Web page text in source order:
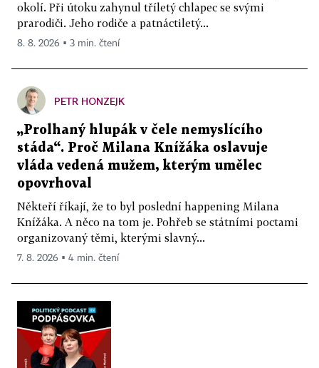
okolí. Při útoku zahynul tříletý chlapec se svými
prarodiči. Jeho rodiče a patnáctiletý...
8. 8. 2026 ▪ 3 min. čtení
PETR HONZEJK
„Prolhaný hlupák v čele nemyslícího
stáda“. Proč Milana Knížáka oslavuje
vláda vedená mužem, kterým umělec
opovrhoval
Někteří říkají, že to byl poslední happening Milana
Knížáka. A něco na tom je. Pohřeb se státními poctami
organizovaný těmi, kterými slavný...
7. 8. 2026 ▪ 4 min. čtení